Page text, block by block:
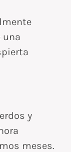
una
y
meses.